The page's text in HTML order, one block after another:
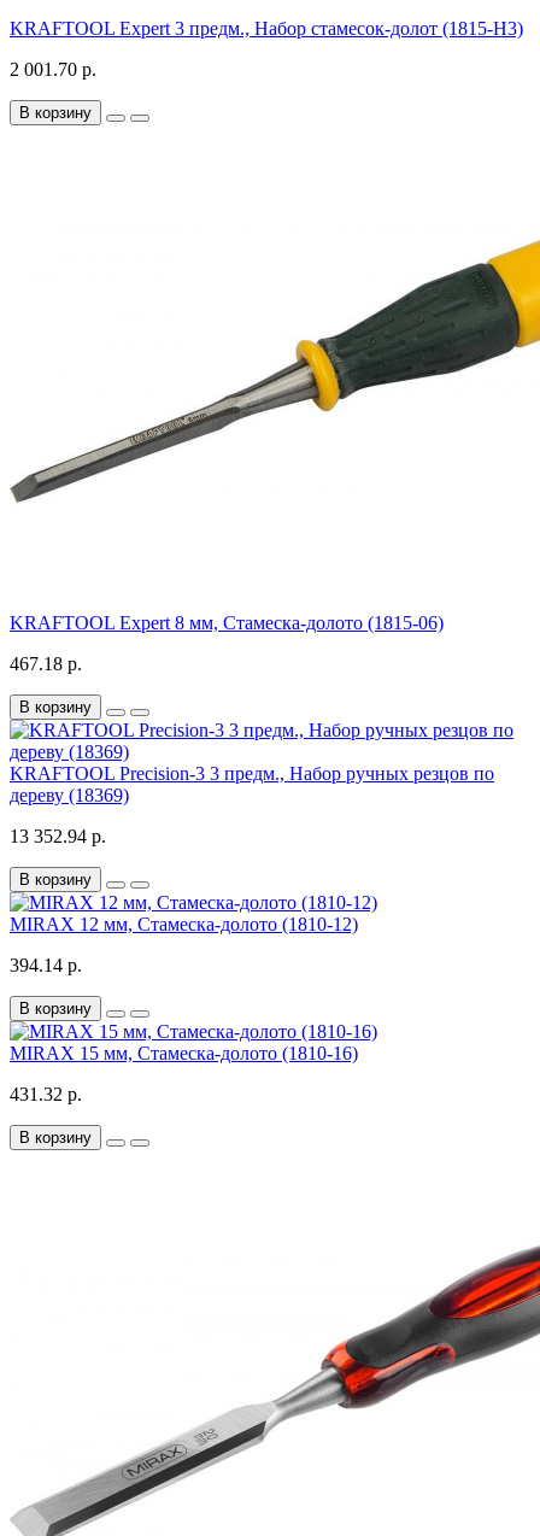
KRAFTOOL Expert 3 предм., Набор стамесок-долот (1815-H3)
2 001.70 р.
В корзину
KRAFTOOL Expert 8 мм, Стамеска-долото (1815-06)
467.18 р.
В корзину
KRAFTOOL Precision-3 3 предм., Набор ручных резцов по
дереву (18369)
13 352.94 р.
В корзину
MIRAX 12 мм, Стамеска-долото (1810-12)
394.14 р.
В корзину
MIRAX 15 мм, Стамеска-долото (1810-16)
431.32 р.
В корзину